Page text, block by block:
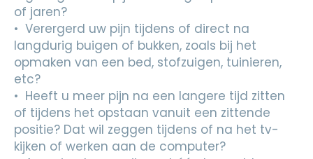
of jaren?
• Verergerd uw pijn tijdens of direct na
langdurig buigen of bukken, zoals bij het
opmaken van een bed, stofzuigen, tuinieren,
etc?
• Heeft u meer pijn na een langere tijd zitten
of tijdens het opstaan vanuit een zittende
positie? Dat wil zeggen tijdens of na het tv-
kijken of werken aan de computer?